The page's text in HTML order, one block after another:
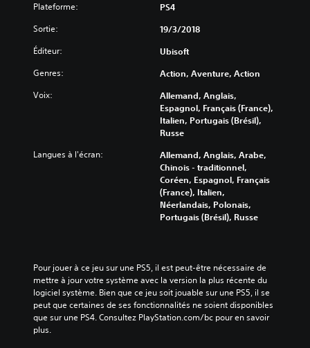
Plateforme: PS4
Sortie: 19/3/2018
Éditeur: Ubisoft
Genres: Action, Aventure, Action
Voix:
Allemand, Anglais,
Espagnol, Français (France),
Italien, Portugais (Brésil),
Russe
Langues à l'écran:
Allemand, Anglais, Arabe,
Chinois - traditionnel,
Coréen, Espagnol, Français
(France), Italien,
Néerlandais, Polonais,
Portugais (Brésil), Russe
Pour jouer à ce jeu sur une PS5, il est peut-être nécessaire de
mettre à jour votre système avec la version la plus récente du
logiciel système. Bien que ce jeu soit jouable sur une PS5, il se
peut que certaines de ses fonctionnalités ne soient disponibles
que sur une PS4. Consultez PlayStation.com/bc pour en savoir
plus.